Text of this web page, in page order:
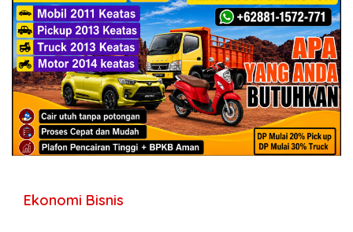
Ekonomi Bisnis